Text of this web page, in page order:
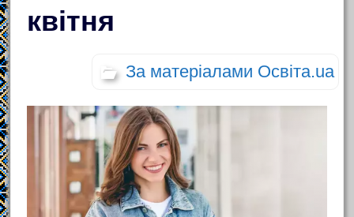
квітня
За матеріалами Освіта.ua